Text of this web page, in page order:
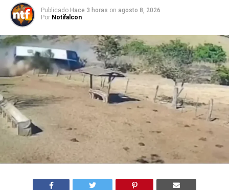
Publicado Hace 3 horas on agosto 8, 2026
Por Notifalcon